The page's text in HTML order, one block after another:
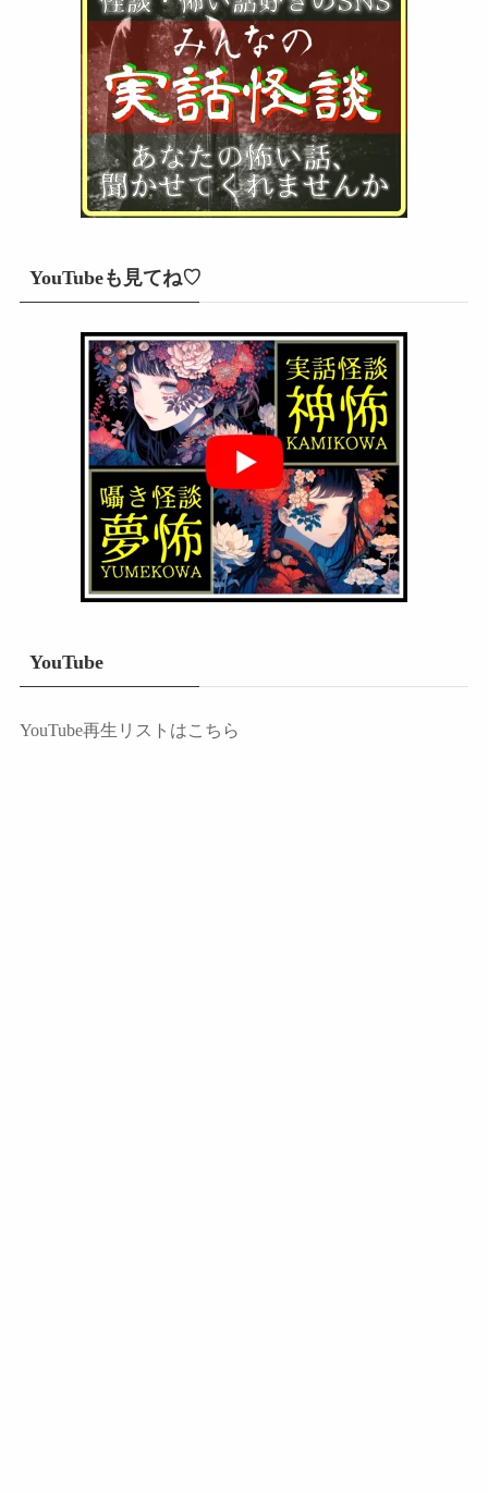
YouTubeも見てね♡
YouTube
YouTube再生リストはこちら